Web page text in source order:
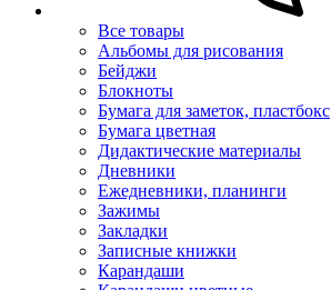
Все товары
Альбомы для рисования
Бейджи
Блокноты
Бумага для заметок, пластбокс
Бумага цветная
Дидактические материалы
Дневники
Ежедневники, планинги
Зажимы
Закладки
Записные книжки
Карандаши